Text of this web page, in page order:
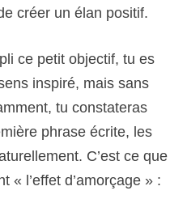
créer un élan positif.
ce petit objectif, tu es
inspiré, mais sans
tu constateras
phrase écrite, les
C’est ce que
« l’effet d’amorçage » :